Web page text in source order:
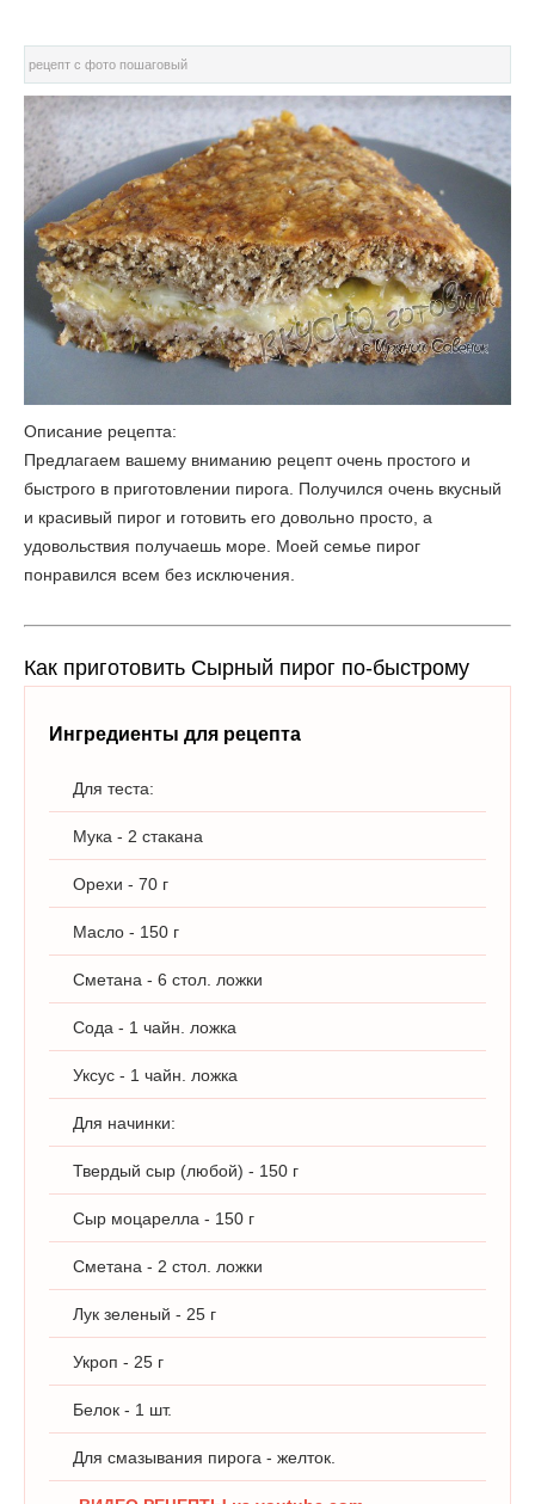
рецепт с фото пошаговый
Описание рецепта:
Предлагаем вашему вниманию рецепт очень простого и
быстрого в приготовлении пирога. Получился очень вкусный
и красивый пирог и готовить его довольно просто, а
удовольствия получаешь море. Моей семье пирог
понравился всем без исключения.
Как приготовить Сырный пирог по-быстрому
Ингредиенты для рецепта
Для теста:
Мука - 2 стакана
Орехи - 70 г
Масло - 150 г
Сметана - 6 стол. ложки
Сода - 1 чайн. ложка
Уксус - 1 чайн. ложка
Для начинки:
Твердый сыр (любой) - 150 г
Сыр моцарелла - 150 г
Сметана - 2 стол. ложки
Лук зеленый - 25 г
Укроп - 25 г
Белок - 1 шт.
Для смазывания пирога - желток.